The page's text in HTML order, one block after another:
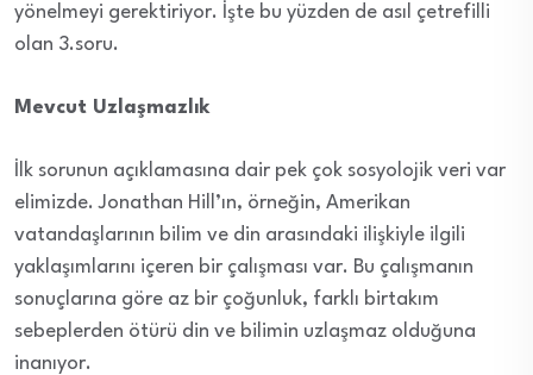
yönelmeyi gerektiriyor. İşte bu yüzden de asıl çetrefilli
olan 3.soru.
Mevcut Uzlaşmazlık
İlk sorunun açıklamasına dair pek çok sosyolojik veri var
elimizde. Jonathan Hill’ın, örneğin, Amerikan
vatandaşlarının bilim ve din arasındaki ilişkiyle ilgili
yaklaşımlarını içeren bir çalışması var. Bu çalışmanın
sonuçlarına göre az bir çoğunluk, farklı birtakım
sebeplerden ötürü din ve bilimin uzlaşmaz olduğuna
inanıyor.